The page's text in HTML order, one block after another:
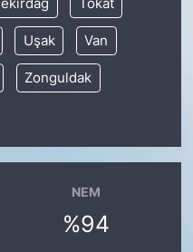
Tekirdağ Tokat
Uşak Van
Zonguldak
NEM
%94